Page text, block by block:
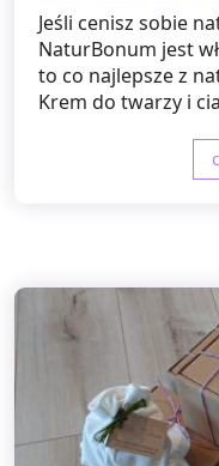
Jeśli cenisz sobie
NaturBonum jest
to co najlepsze z
Krem do twarzy i